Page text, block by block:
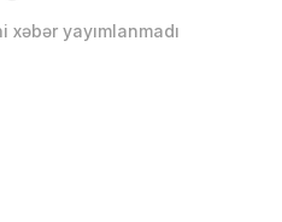
yayımlanmadı